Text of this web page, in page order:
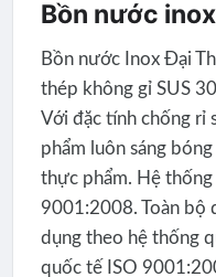
Bồn nước
Bồn nước Inox Đại
thép không gỉ SUS
Với đặc tính chống rỉ
phẩm luôn sáng
thực phẩm. Hệ
9001:2008. Toàn bộ
dụng theo hệ thống
quốc tế ISO